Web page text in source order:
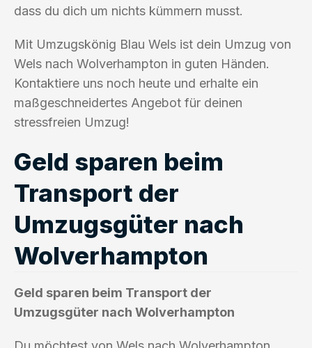
dass du dich um nichts kümmern musst.
Mit Umzugskönig Blau Wels ist dein Umzug von
Wels nach Wolverhampton in guten Händen.
Kontaktiere uns noch heute und erhalte ein
maßgeschneidertes Angebot für deinen
stressfreien Umzug!
Geld sparen beim
Transport der
Umzugsgüter nach
Wolverhampton
Geld sparen beim Transport der
Umzugsgüter nach Wolverhampton